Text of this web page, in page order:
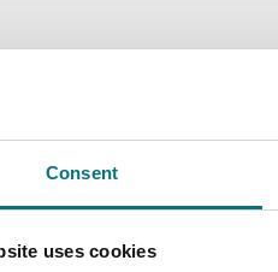
Consent
uses cookies
fotball-lag. I årevis har de
å være Spanias beste lag. Les
som Cristiano Ronaldo og